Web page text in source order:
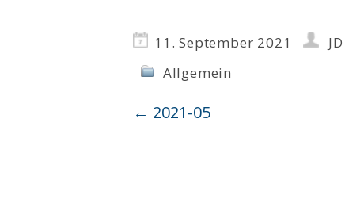
11. September 2021
JD
Allgemein
← 2021-05